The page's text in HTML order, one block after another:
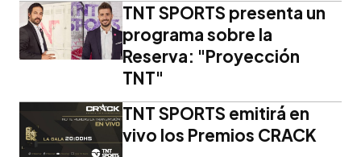
TNT SPORTS presenta un
programa sobre la
Reserva: "Proyección
TNT"
TNT SPORTS emitirá en
vivo los Premios CRACK